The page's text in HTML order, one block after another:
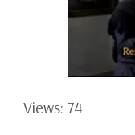
Views: 74